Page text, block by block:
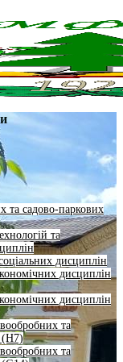
та садово-паркових
та
дисциплін
дисциплін
дисциплін
та
(H7)
та